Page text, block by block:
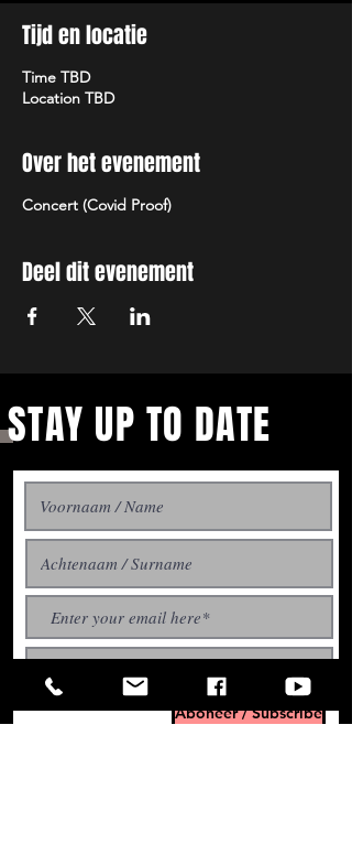
Tijd en locatie
Time TBD
Location TBD
Over het evenement
Concert (Covid Proof)
Deel dit evenement
STAY UP TO DATE
With all the latest concertsAboneer / Subscribe